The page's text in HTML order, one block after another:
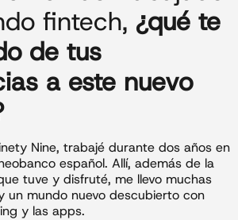
fintech, ¿qué te
de tus
a este nuevo
Nine, trabajé durante dos años en
español. Allí, además de la
tuve y disfruté, me llevo muchas
un mundo nuevo descubierto con
y las apps.